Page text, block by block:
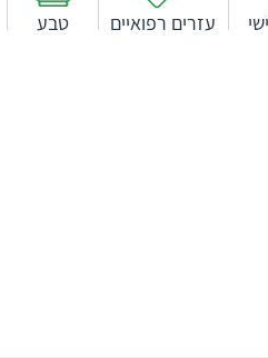
עזרים רפואיים טבע